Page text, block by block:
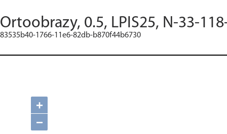
Ortoobrazy, 0.5, LPIS25, N-33-
83535b40-1766-11e6-82db-b870f44b6730
+
−